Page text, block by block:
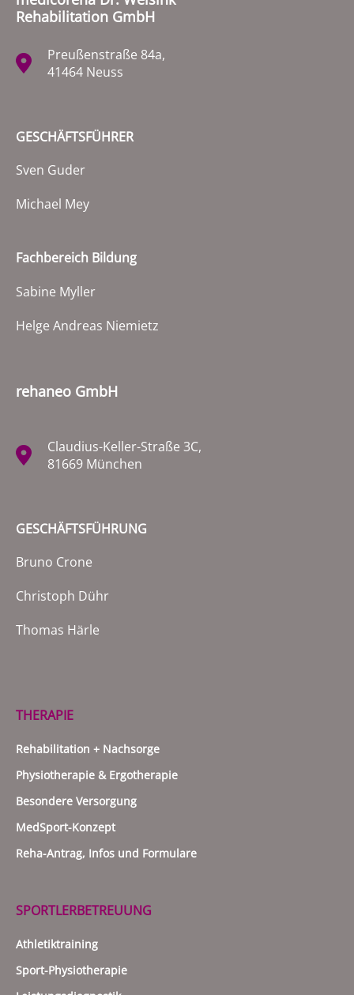
Rehabilitation GmbH
Preußenstraße 84a,
41464 Neuss
GESCHÄFTSFÜHRER
Sven Guder
Michael Mey
Fachbereich Bildung
Sabine Myller
Helge Andreas Niemietz
rehaneo GmbH
Claudius-Keller-Straße 3C,
81669 München
GESCHÄFTSFÜHRUNG
Bruno Crone
Christoph Dühr
Thomas Härle
THERAPIE
Rehabilitation + Nachsorge
Physiotherapie & Ergotherapie
Besondere Versorgung
MedSport-Konzept
Reha-Antrag, Infos und Formulare
SPORTLERBETREUUNG
Athletiktraining
Sport-Physiotherapie